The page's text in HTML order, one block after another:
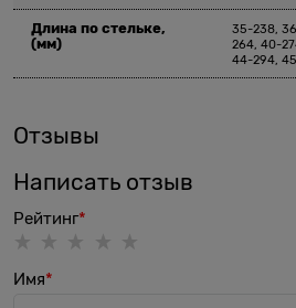
Длина по стельке,
(мм)
35-238,
264, 40-
44-294,
Отзывы
Написать отзыв
Рейтинг
Имя